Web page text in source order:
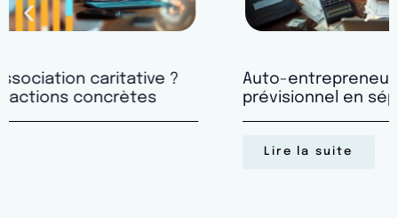
Auto-entrepreneur : réussir son budget
prévisionnel en séparant vie pro et perso